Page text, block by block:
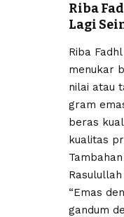
Riba
Lagi
Riba
menukar
nilai atau
gram
beras
kualitas
“Emas
gandum